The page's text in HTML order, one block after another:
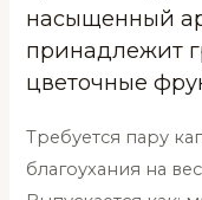
насыщенный
принадлежит
цветочные
Требуется пару
благоухания на